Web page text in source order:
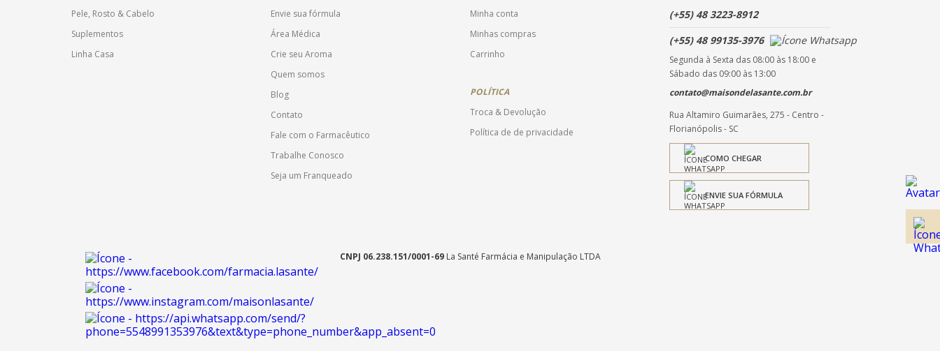
Pele, Rosto & Cabelo
Suplementos
Linha Casa
Envie sua fórmula
Área Médica
Crie seu Aroma
Quem somos
Blog
Contato
Fale com o Farmacêutico
Trabalhe Conosco
Seja um Franqueado
Minha conta
Minhas compras
Carrinho
POLÍTICA
Troca & Devolução
Política de de privacidade
(+55) 48 3223-8912
(+55) 48 99135-3976
Segunda à Sexta das 08:00 às 18:00 e
Sábado das 09:00 às 13:00
contato@maisondelasante.com.br
Rua Altamiro Guimarães, 275 - Centro -
Florianópolis - SC
COMO CHEGAR
ENVIE SUA FÓRMULA
CNPJ 06.238.151/0001-69La Santé Farmácia e Manipulação LTDA